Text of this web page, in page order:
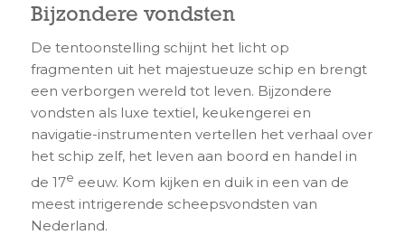
Bijzondere vondsten
De tentoonstelling schijnt het licht op
fragmenten uit het majestueuze schip en brengt
een verborgen wereld tot leven. Bijzondere
vondsten als luxe textiel, keukengerei en
navigatie-instrumenten vertellen het verhaal over
het schip zelf, het leven aan boord en handel in
de 17e eeuw. Kom kijken en duik in een van de
meest intrigerende scheepsvondsten van
Nederland.